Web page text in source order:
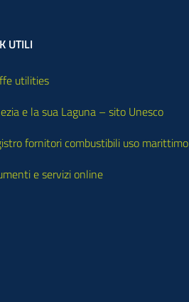
UTILI
utilities
e la sua Laguna – sito Unesco
fornitori combustibili uso marittimo
e servizi online